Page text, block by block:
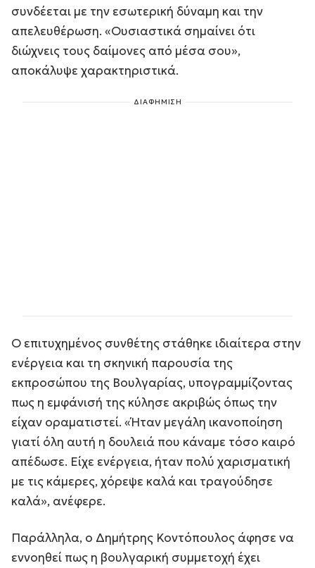
συνδέεται με την εσωτερική δύναμη και την
απελευθέρωση. «Ουσιαστικά σημαίνει ότι
διώχνεις τους δαίμονες από μέσα σου»,
αποκάλυψε χαρακτηριστικά.
ΔΙΑΦΗΜΙΣΗ
Ο επιτυχημένος συνθέτης στάθηκε ιδιαίτερα στην
ενέργεια και τη σκηνική παρουσία της
εκπροσώπου της Βουλγαρίας, υπογραμμίζοντας
πως η εμφάνισή της κύλησε ακριβώς όπως την
είχαν οραματιστεί. «Ήταν μεγάλη ικανοποίηση
γιατί όλη αυτή η δουλειά που κάναμε τόσο καιρό
απέδωσε. Είχε ενέργεια, ήταν πολύ χαρισματική
με τις κάμερες, χόρεψε καλά και τραγούδησε
καλά», ανέφερε.
Παράλληλα, ο Δημήτρης Κοντόπουλος άφησε να
εννοηθεί πως η βουλγαρική συμμετοχή έχει